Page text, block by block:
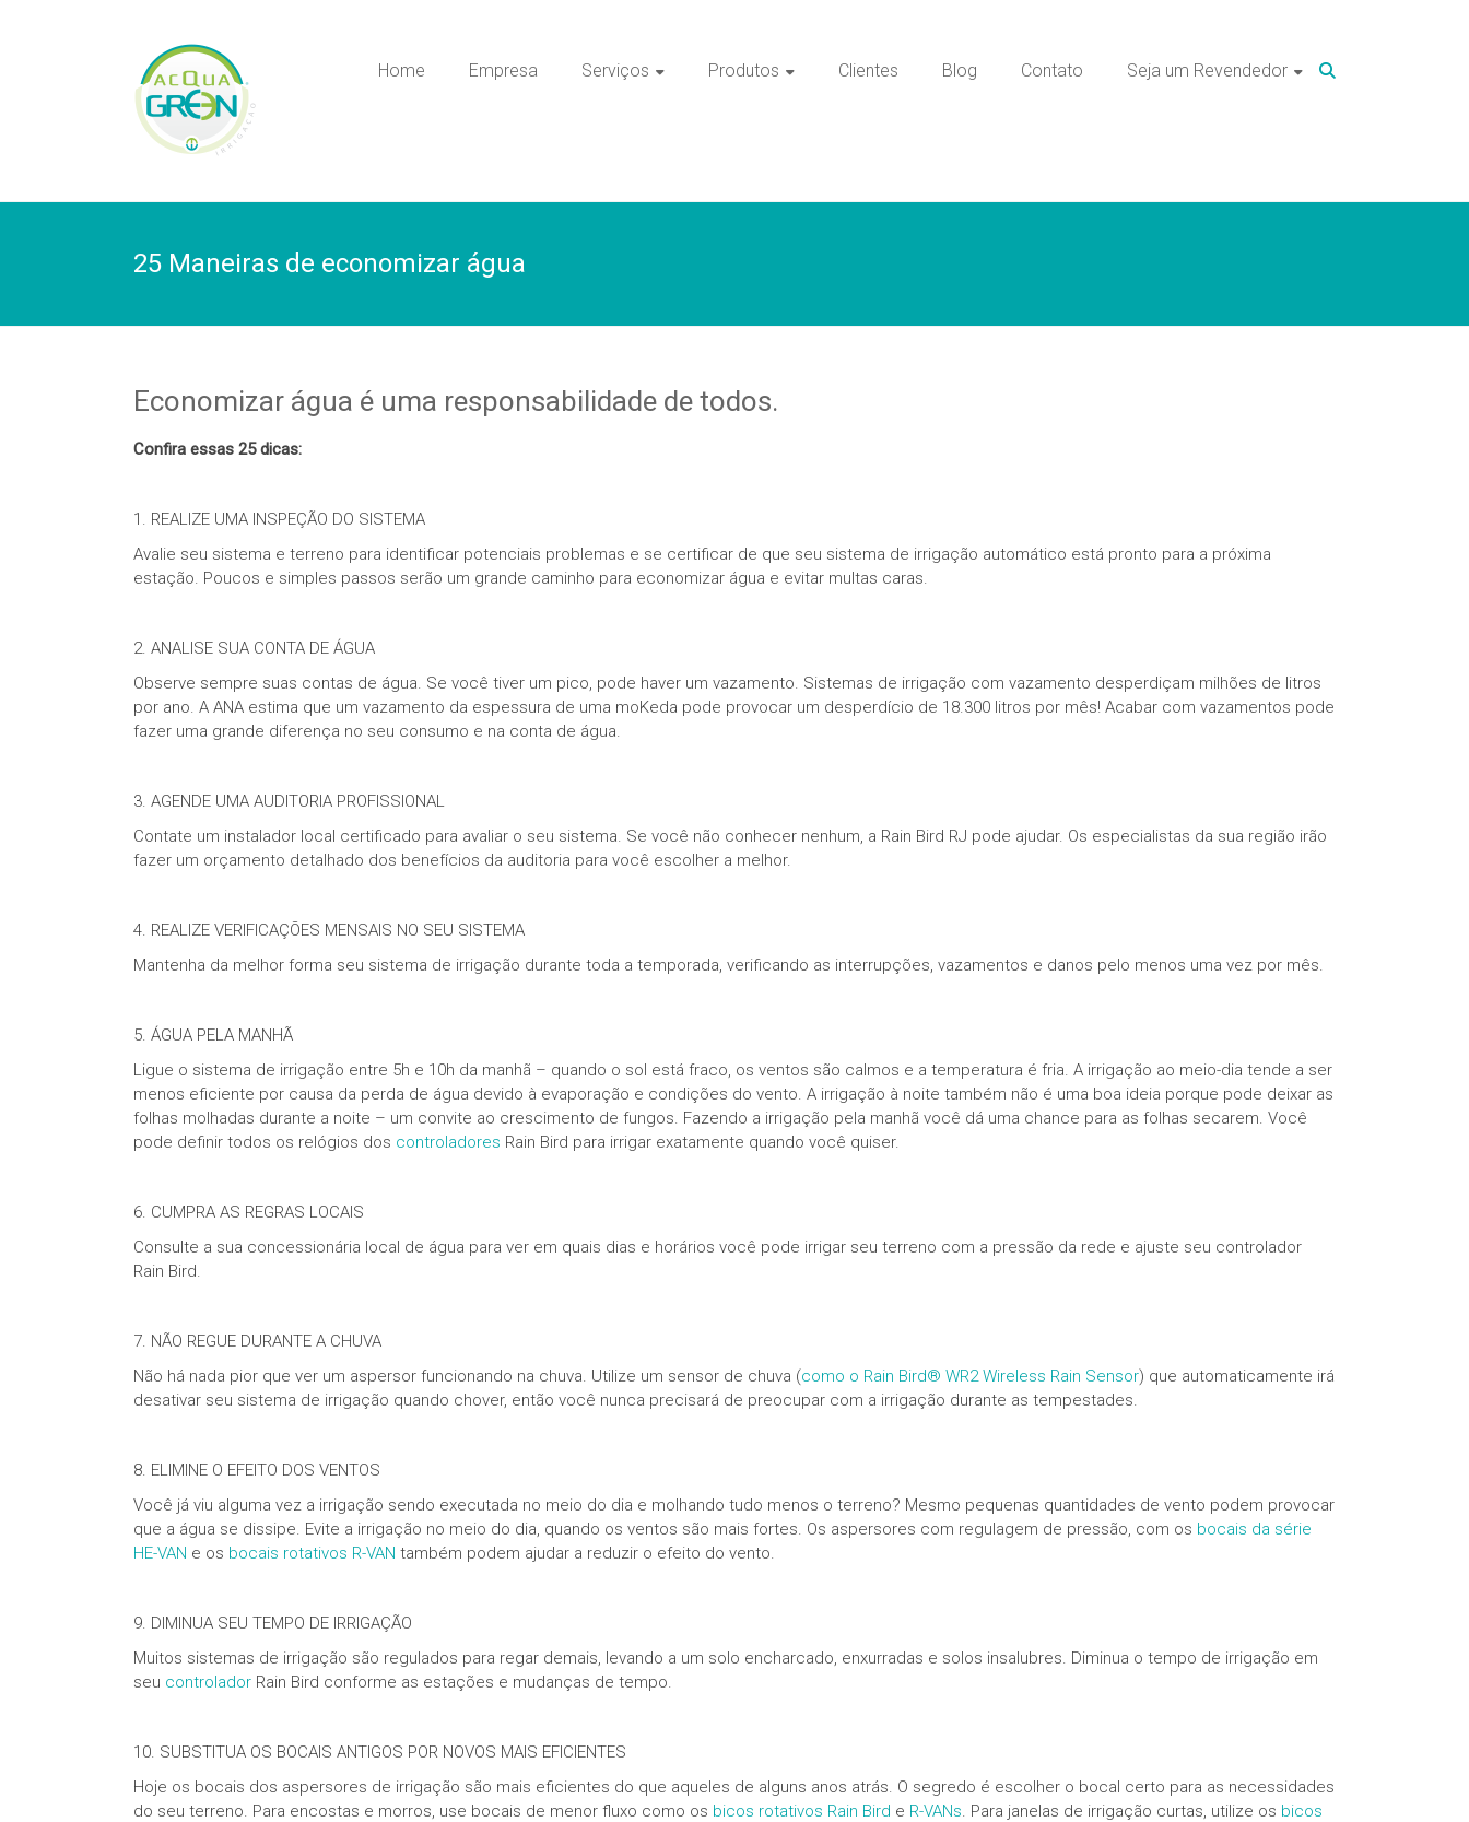
Acquagreen
Irrigação
Home Empresa Serviços Produtos Clientes Blog Contato Seja um Revendedor
25 Maneiras de economizar água
Economizar água é uma responsabilidade de todos.
Confira essas 25 dicas:
1. REALIZE UMA INSPEÇÃO DO SISTEMA
Avalie seu sistema e terreno para identificar potenciais problemas e se certificar de que seu sistema de irrigação automático está pronto para a próxima
estação. Poucos e simples passos serão um grande caminho para economizar água e evitar multas caras.
2. ANALISE SUA CONTA DE ÁGUA
Observe sempre suas contas de água. Se você tiver um pico, pode haver um vazamento. Sistemas de irrigação com vazamento desperdiçam milhões de litros
por ano. A ANA estima que um vazamento da espessura de uma moKeda pode provocar um desperdício de 18.300 litros por mês! Acabar com vazamentos pode
fazer uma grande diferença no seu consumo e na conta de água.
3. AGENDE UMA AUDITORIA PROFISSIONAL
Contate um instalador local certificado para avaliar o seu sistema. Se você não conhecer nenhum, a Rain Bird RJ pode ajudar. Os especialistas da sua região irão
fazer um orçamento detalhado dos benefícios da auditoria para você escolher a melhor.
4. REALIZE VERIFICAÇÕES MENSAIS NO SEU SISTEMA
Mantenha da melhor forma seu sistema de irrigação durante toda a temporada, verificando as interrupções, vazamentos e danos pelo menos uma vez por mês.
5. ÁGUA PELA MANHÃ
Ligue o sistema de irrigação entre 5h e 10h da manhã – quando o sol está fraco, os ventos são calmos e a temperatura é fria. A irrigação ao meio-dia tende a ser
menos eficiente por causa da perda de água devido à evaporação e condições do vento. A irrigação à noite também não é uma boa ideia porque pode deixar as
folhas molhadas durante a noite – um convite ao crescimento de fungos. Fazendo a irrigação pela manhã você dá uma chance para as folhas secarem. Você
pode definir todos os relógios dos controladores Rain Bird para irrigar exatamente quando você quiser.
6. CUMPRA AS REGRAS LOCAIS
Consulte a sua concessionária local de água para ver em quais dias e horários você pode irrigar seu terreno com a pressão da rede e ajuste seu controlador
Rain Bird.
7. NÃO REGUE DURANTE A CHUVA
Não há nada pior que ver um aspersor funcionando na chuva. Utilize um sensor de chuva (como o Rain Bird® WR2 Wireless Rain Sensor) que automaticamente irá
desativar seu sistema de irrigação quando chover, então você nunca precisará de preocupar com a irrigação durante as tempestades.
8. ELIMINE O EFEITO DOS VENTOS
Você já viu alguma vez a irrigação sendo executada no meio do dia e molhando tudo menos o terreno? Mesmo pequenas quantidades de vento podem provocar
que a água se dissipe. Evite a irrigação no meio do dia, quando os ventos são mais fortes. Os aspersores com regulagem de pressão, com os bocais da série
HE-VAN e os bocais rotativos R-VAN também podem ajudar a reduzir o efeito do vento.
9. DIMINUA SEU TEMPO DE IRRIGAÇÃO
Muitos sistemas de irrigação são regulados para regar demais, levando a um solo encharcado, enxurradas e solos insalubres. Diminua o tempo de irrigação em
seu controlador Rain Bird conforme as estações e mudanças de tempo.
10. SUBSTITUA OS BOCAIS ANTIGOS POR NOVOS MAIS EFICIENTES
Hoje os bocais dos aspersores de irrigação são mais eficientes do que aqueles de alguns anos atrás. O segredo é escolher o bocal certo para as necessidades
do seu terreno. Para encostas e morros, use bocais de menor fluxo como os bicos rotativos Rain Bird e R-VANs. Para janelas de irrigação curtas, utilize os bicos